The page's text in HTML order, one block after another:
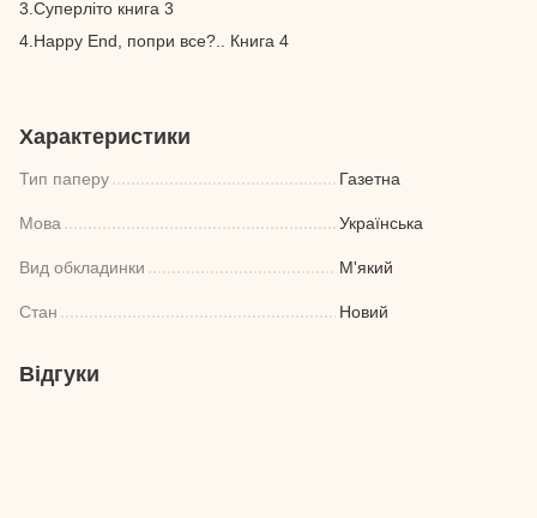
3.Суперліто книга 3
4.Happy End, попри все?.. Книга 4
Характеристики
Тип паперу Газетна
Мова Українська
Вид обкладинки М'який
Стан Новий
Відгуки